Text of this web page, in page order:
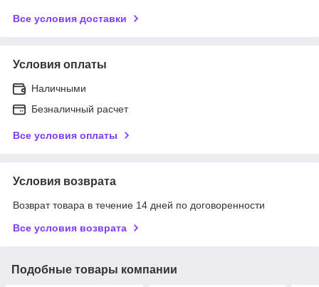
Все условия доставки
Условия оплаты
Наличными
Безналичный расчет
Все условия оплаты
Условия возврата
Возврат товара в течение 14 дней по договоренности
Все условия возврата
Подобные товары компании